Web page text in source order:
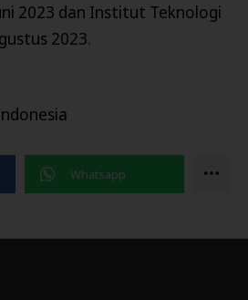
2023 dan Institut Teknologi
2023.